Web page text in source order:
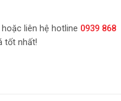
hoặc liên hệ hotline 0939 868
tốt nhất!